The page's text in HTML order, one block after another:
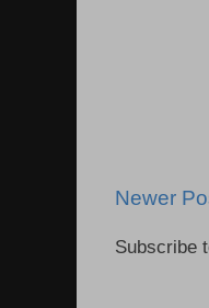
Newer
Subscribe